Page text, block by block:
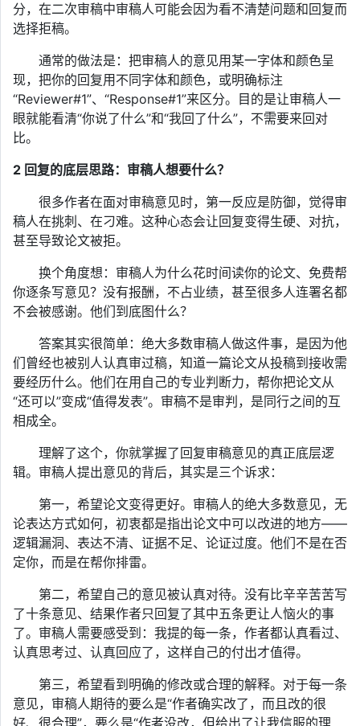
分，在二次审稿中审稿人可能会因为看不清楚问题和回复而
选择拒稿。
通常的做法是：把审稿人的意见用某一字体和颜色呈
现，把你的回复用不同字体和颜色，或明确标注
“Reviewer#1”、“Response#1”来区分。目的是让审稿人一
眼就能看清“你说了什么”和“我回了什么”，不需要来回对
比。
2 回复的底层思路：审稿人想要什么？
很多作者在面对审稿意见时，第一反应是防御，觉得审
稿人在挑刺、在刁难。这种心态会让回复变得生硬、对抗，
甚至导致论文被拒。
换个角度想：审稿人为什么花时间读你的论文、免费帮
你逐条写意见？没有报酬，不占业绩，甚至很多人连署名都
不会被感谢。他们到底图什么？
答案其实很简单：绝大多数审稿人做这件事，是因为他
们曾经也被别人认真审过稿，知道一篇论文从投稿到接收需
要经历什么。他们在用自己的专业判断力，帮你把论文从
“还可以”变成“值得发表”。审稿不是审判，是同行之间的互
相成全。
理解了这个，你就掌握了回复审稿意见的真正底层逻
辑。审稿人提出意见的背后，其实是三个诉求：
第一，希望论文变得更好。审稿人的绝大多数意见，无
论表达方式如何，初衷都是指出论文中可以改进的地方——
逻辑漏洞、表达不清、证据不足、论证过度。他们不是在否
定你，而是在帮你排雷。
第二，希望自己的意见被认真对待。没有比辛辛苦苦写
了十条意见、结果作者只回复了其中五条更让人恼火的事
了。审稿人需要感受到：我提的每一条，作者都认真看过、
认真思考过、认真回应了，这样自己的付出才值得。
第三，希望看到明确的修改或合理的解释。对于每一条
意见，审稿人期待的要么是“作者确实改了，而且改的很
好、很合理”，要么是“作者没改，但给出了让我信服的理